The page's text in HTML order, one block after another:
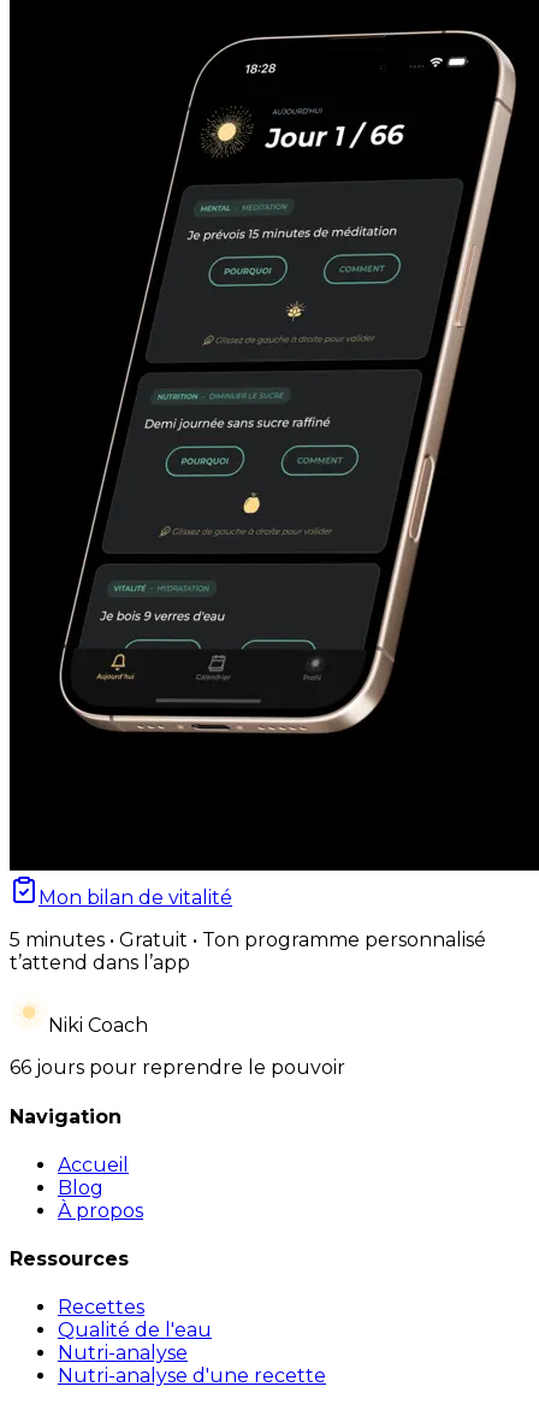
Mon bilan de vitalité
5 minutes • Gratuit • Ton programme personnalisé
t’attend dans l’app
Niki Coach
66 jours pour reprendre le pouvoir
Navigation
Accueil
Blog
À propos
Ressources
Recettes
Qualité de l'eau
Nutri-analyse
Nutri-analyse d'une recette